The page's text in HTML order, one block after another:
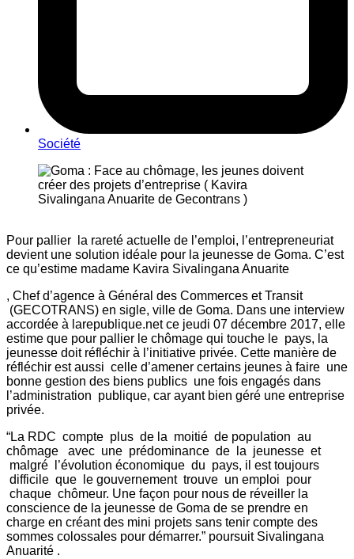
Société
Pour pallier la rareté actuelle de l’emploi, l’entrepreneuriat
devient une solution idéale pour la jeunesse de Goma. C’est
ce qu’estime madame Kavira Sivalingana Anuarite
, Chef d’agence à Général des Commerces et Transit
(GECOTRANS) en sigle, ville de Goma. Dans une interview
accordée à larepublique.net ce jeudi 07 décembre 2017, elle
estime que pour pallier le chômage qui touche le pays, la
jeunesse doit réfléchir à l’initiative privée. Cette manière de
réfléchir est aussi celle d’amener certains jeunes à faire une
bonne gestion des biens publics une fois engagés dans
l’administration publique, car ayant bien géré une entreprise
privée.
“La RDC compte plus de la moitié de population au
chômage avec une prédominance de la jeunesse et
malgré l’évolution économique du pays, il est toujours
difficile que le gouvernement trouve un emploi pour
chaque chômeur. Une façon pour nous de réveiller la
conscience de la jeunesse de Goma de se prendre en
charge en créant des mini projets sans tenir compte des
sommes colossales pour démarrer.” poursuit Sivalingana
Anuarité .